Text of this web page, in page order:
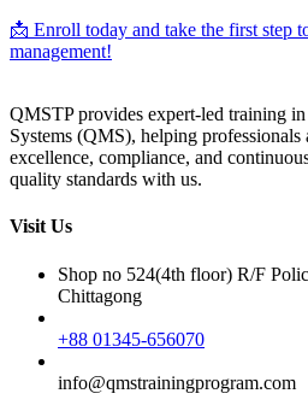
📩 Enroll today and take the first step
management!
QMSTP provides expert-led training
Systems (QMS), helping professionals
excellence, compliance, and
quality standards with us.
Visit Us
Shop no 524(4th floor) R/F
Chittagong
+88 01345-656070
info@qmstrainingprogram.com